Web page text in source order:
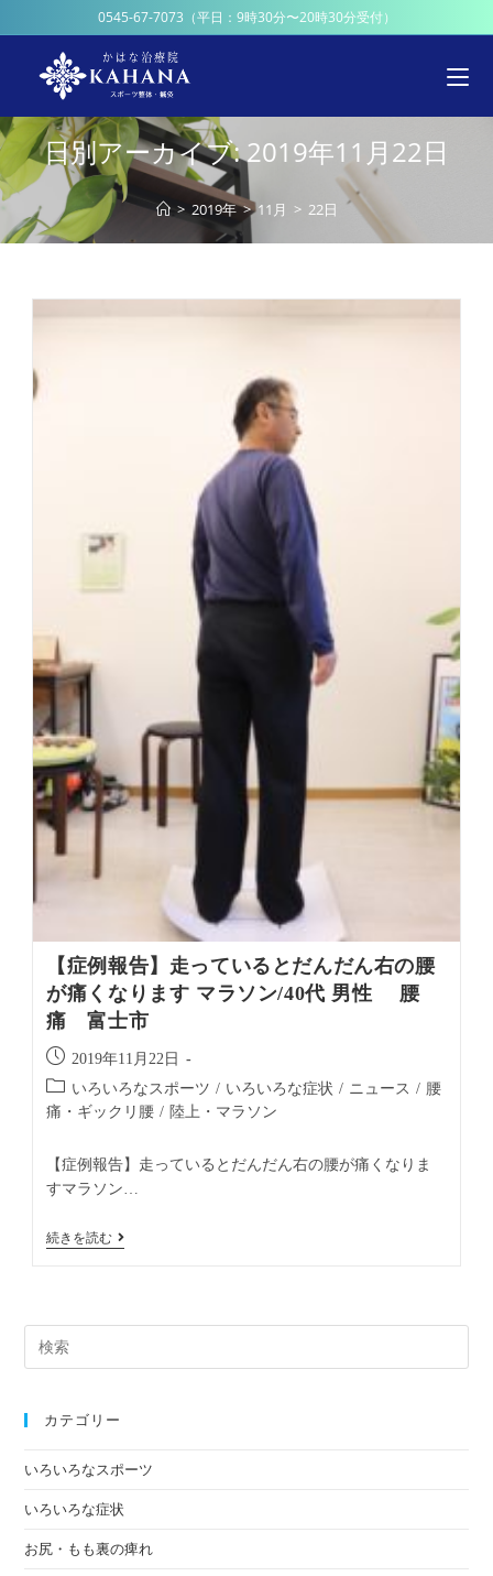
0545-67-7073 （平日：9時30分〜20時30分受付）
日別アーカイブ: 2019年11月22日
> 2019年 > 11月 > 22日
【症例報告】走っているとだんだん右の腰
が痛くなります マラソン/40代 男性 腰
痛 富士市
2019年11月22日
いろいろなスポーツ / いろいろな症状 / ニュース / 腰
痛・ギックリ腰 / 陸上・マラソン
【症例報告】走っているとだんだん右の腰が痛くなりま
すマラソン…
続きを読む
カテゴリー
いろいろなスポーツ
いろいろな症状
お尻・もも裏の痺れ